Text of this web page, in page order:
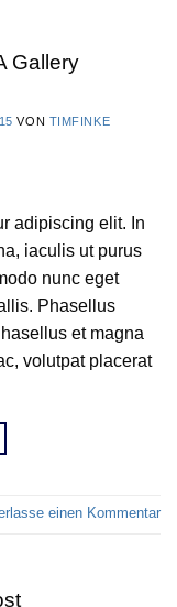
Gallery
VON TIMFINKE
adipiscing elit. In
iaculis ut purus
nunc eget
Phasellus
et magna
volutpat placerat
einen Kommentar